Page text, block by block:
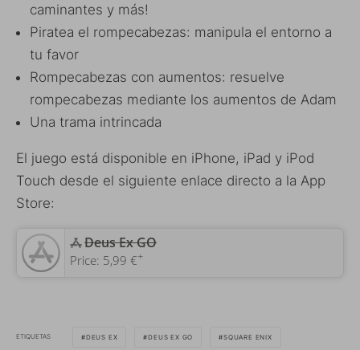
caminantes y más!
Piratea el rompecabezas: manipula el entorno a
tu favor
Rompecabezas con aumentos: resuelve
rompecabezas mediante los aumentos de Adam
Una trama intrincada
El juego está disponible en iPhone, iPad y iPod
Touch desde el siguiente enlace directo a la App
Store:
‎Deus Ex GO
Price: 5,99 €+
ETIQUETAS DEUS EX DEUS EX GO SQUARE ENIX